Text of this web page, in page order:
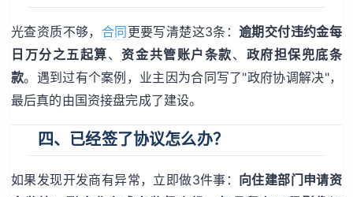
光查资质不够， 合同更要写清楚这3条：逾期交付违约金每
日万分之五起算、资金共管账户条款、 政府担保兜底条
款。遇到过有个案例，业主因为合同写了"政府协调解决"，
最后真的由国资接盘完成了建设。
四、已经签了协议怎么办？
如果发现开发商有异常，立即做3件事： 向住建部门申请资